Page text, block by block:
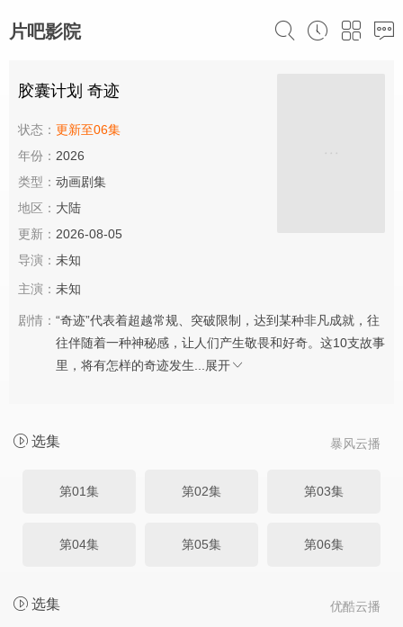
片吧影院
胶囊计划 奇迹
状态： 更新至06集
年份： 2026
类型： 动画剧集
地区： 大陆
更新： 2026-08-05
导演： 未知
主演： 未知
剧情： “奇迹”代表着超越常规、突破限制，达到某种非凡成就，往
往伴随着一种神秘感，让人们产生敬畏和好奇。这10支故事
里，将有怎样的奇迹发生...
展开
暴风云播
选集
第01集 第02集 第03集
第04集 第05集 第06集
优酷云播
选集